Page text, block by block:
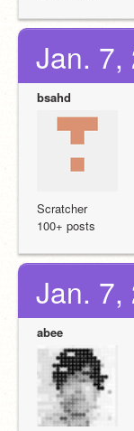
Jan. 7,
bsahd
Scratcher
100+ posts
Jan. 7,
abee